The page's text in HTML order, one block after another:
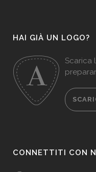
HAI GIÀ UN LOGO?
Scarica
CONNETTITI CON